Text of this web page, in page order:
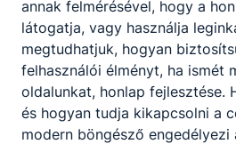
annak felmérésével, hogy a
látogatja, vagy használja
megtudhatjuk, hogyan
felhasználói élményt, ha ismét
oldalunkat, honlap fejlesztése.
és hogyan tudja kikapcsolni a
modern böngésző